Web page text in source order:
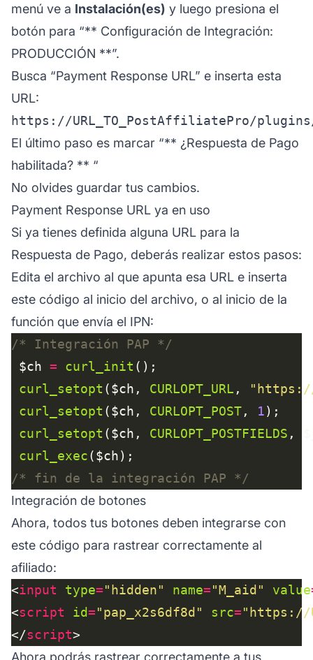
menú ve a Instalación(es) y luego presiona el
botón para “** Configuración de Integración:
PRODUCCIÓN **”.
Busca “Payment Response URL” e inserta esta
URL:
El último paso es marcar “** ¿Respuesta de Pago
habilitada? ** “
No olvides guardar tus cambios.
Payment Response URL ya en uso
Si ya tienes definida alguna URL para la
Respuesta de Pago, deberás realizar estos pasos:
Edita el archivo al que apunta esa URL e inserta
este código al inicio del archivo, o al inicio de la
función que envía el IPN:
/* Integración PAP */
$ch = curl_init
curl_setopt ($ch, CURLOPT_URL ,
"https://
curl_setopt ($ch, CURLOPT_POST, 1
curl_setopt ($ch, CURLOPT_POSTFIELDS
curl_exec
/* fin de la integración PAP */
Integración de botones
Ahora, todos tus botones deben integrarse con
este código para rastrear correctamente al
afiliado:
<input type="hidden" name="M_aid" value
<script id="pap_x2s6df8d" src="https://
</script
Ahora podrás rastrear correctamente a tus